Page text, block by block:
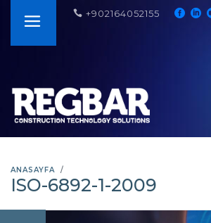
+902164052155
ANASAYFA
ISO-6892-1-2009